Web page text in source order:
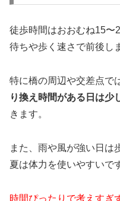
徒歩時間はおおむね15〜
待ちや歩く速さで前後し
特に橋の周辺や交差点で
り換え時間がある日は少
きます。
また、雨や風が強い日は
夏は体力を使いやすいで
時間ぴったりで考えすぎ